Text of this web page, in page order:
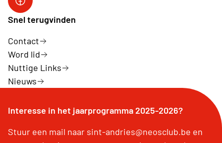
Volg ons op facebook
Snel terugvinden
Contact
Word lid
Nuttige Links
Nieuws
Interesse in het jaarprogramma 2025-2026?
Stuur een mail naar sint-andries@neosclub.be en